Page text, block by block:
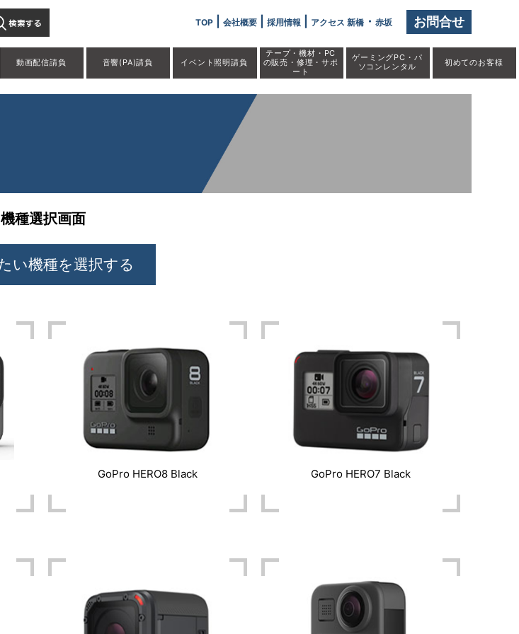
お問合せ
TOP| 会社概要| 採用情報 アクセス 新橋・ 赤坂
動画配信請負 音響(PA)請負 イベント照明請負
テープ・機材・PC
の販売・修理・サポ
ート
ゲーミングPC・パ
ソコンレンタル
初めてのお客様
機種選択画面
GoPro HERO8 Black GoPro HERO7 Black